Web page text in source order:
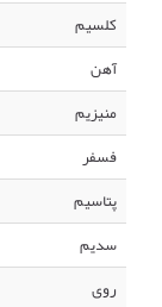
کلسیم
آهن
منیزیم
فسفر
پتاسیم
سدیم
روی